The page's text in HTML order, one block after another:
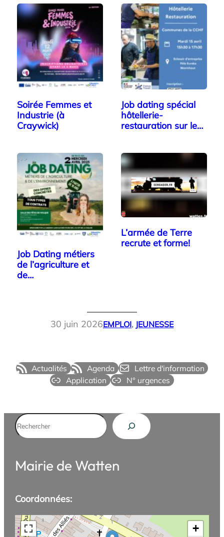
Soirée Femmes et
Industrie (à
Craywick)
Job dating spécial
hôtellerie-
restauration sur le…
Job Dating métiers
de l’agriculture et
de…
L’armée de Terre
recrute et forme!
30 juin 2026EMPLOI, JEUNESSE
Actualités Agenda
Lettre d'information
Application
N° urgences
Rechercher
Mairie de Watten
Coordonnées:
+